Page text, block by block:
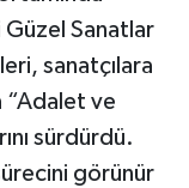
Sanatlar
sanatçılara
“Adalet ve
sürdürdü.
görünür